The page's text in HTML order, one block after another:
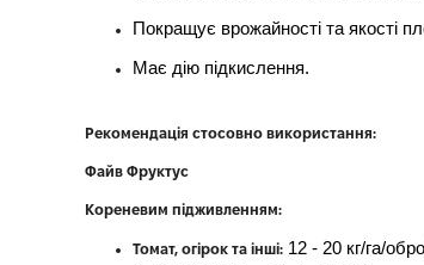
Покращує врожайності та якості
Має дію підкислення.
Рекомендація стосовно використання:
Файв Фруктус
Кореневим підживленням:
Томат, огірок та інші: 12 - 20 кг/га/